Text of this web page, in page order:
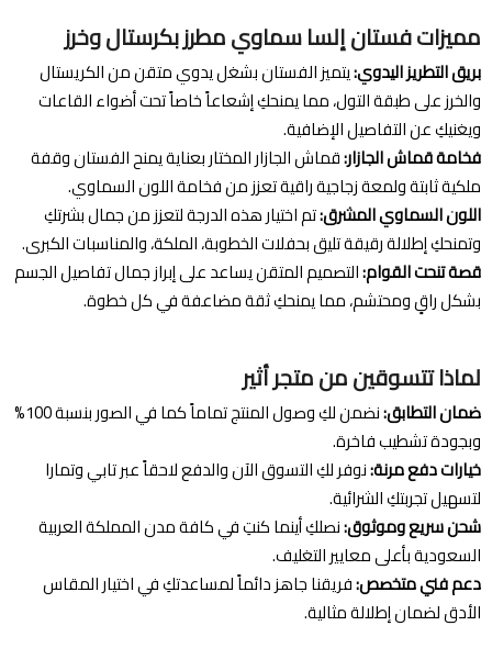
مميزات فستان إلسا سماوي مطرز بكرستال وخرز
بريق التطريز اليدوي:يتميز الفستان بشغل يدوي متقن من الكريستال
والخرز على طبقة التول، مما يمنحكِ إشعاعاً خاصاً تحت أضواء القاعات
ويغنيكِ عن التفاصيل الإضافية.
فخامة قماش الجازار:قماش الجازار المختار بعناية يمنح الفستان وقفة
ملكية ثابتة ولمعة زجاجية راقية تعزز من فخامة اللون السماوي.
اللون السماوي المشرق:تم اختيار هذه الدرجة لتعزز من جمال بشرتكِ
وتمنحكِ إطلالة رقيقة تليق بحفلات الخطوبة، الملكة، والمناسبات الكبرى.
قصة تنحت القوام:التصميم المتقن يساعد على إبراز جمال تفاصيل الجسم
بشكل راقٍ ومحتشم، مما يمنحكِ ثقة مضاعفة في كل خطوة.
لماذا تتسوقين من متجر أثير
ضمان التطابق:
نضمن لكِ وصول المنتج تماماً كما في الصور بنسبة 100%
وبجودة تشطيب فاخرة.
خيارات دفع مرنة:نوفر لكِ التسوق الآن والدفع لاحقاً عبر تابي وتمارا
لتسهيل تجربتكِ الشرائية.
شحن سريع وموثوق:نصلكِ أينما كنتِ في كافة مدن المملكة العربية
السعودية بأعلى معايير التغليف.
دعم فني متخصص:فريقنا جاهز دائماً لمساعدتكِ في اختيار المقاس
الأدق لضمان إطلالة مثالية.